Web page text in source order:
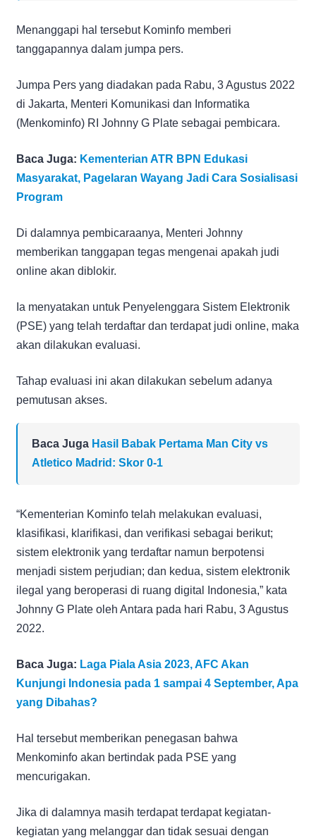
Menanggapi hal tersebut Kominfo memberi
tanggapannya dalam jumpa pers.
Jumpa Pers yang diadakan pada Rabu, 3 Agustus 2022
di Jakarta, Menteri Komunikasi dan Informatika
(Menkominfo) RI Johnny G Plate sebagai pembicara.
Baca Juga: Kementerian ATR BPN Edukasi
Masyarakat, Pagelaran Wayang Jadi Cara Sosialisasi
Program
Di dalamnya pembicaraanya, Menteri Johnny
memberikan tanggapan tegas mengenai apakah judi
online akan diblokir.
Ia menyatakan untuk Penyelenggara Sistem Elektronik
(PSE) yang telah terdaftar dan terdapat judi online, maka
akan dilakukan evaluasi.
Tahap evaluasi ini akan dilakukan sebelum adanya
pemutusan akses.
Baca Juga Hasil Babak Pertama Man City vs
Atletico Madrid: Skor 0-1
“Kementerian Kominfo telah melakukan evaluasi,
klasifikasi, klarifikasi, dan verifikasi sebagai berikut;
sistem elektronik yang terdaftar namun berpotensi
menjadi sistem perjudian; dan kedua, sistem elektronik
ilegal yang beroperasi di ruang digital Indonesia,” kata
Johnny G Plate oleh Antara pada hari Rabu, 3 Agustus
2022.
Baca Juga: Laga Piala Asia 2023, AFC Akan
Kunjungi Indonesia pada 1 sampai 4 September, Apa
yang Dibahas?
Hal tersebut memberikan penegasan bahwa
Menkominfo akan bertindak pada PSE yang
mencurigakan.
Jika di dalamnya masih terdapat terdapat kegiatan-
kegiatan yang melanggar dan tidak sesuai dengan